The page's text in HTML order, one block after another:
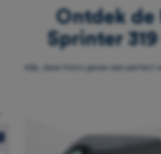
Ontdek de
Sprinter
Kijk, deze foto's geven een perfect